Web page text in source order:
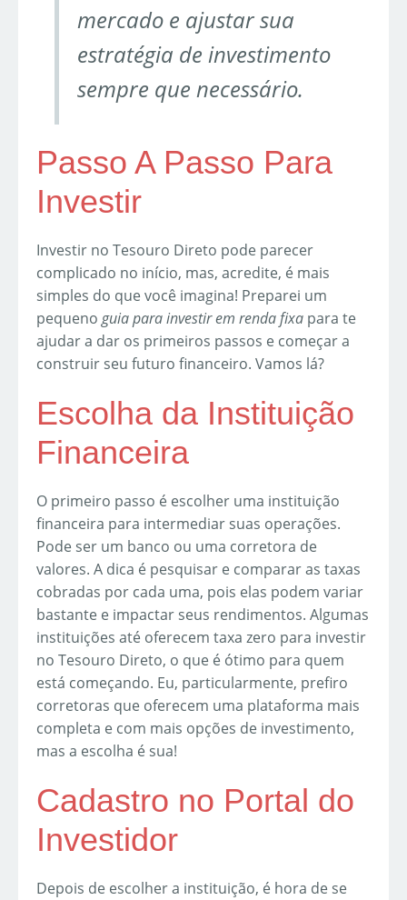
mercado e ajustar sua
estratégia de investimento
sempre que necessário.
Passo A Passo Para
Investir
Investir no Tesouro Direto pode parecer
complicado no início, mas, acredite, é mais
simples do que você imagina! Preparei um
pequeno guia para investir em renda fixa para te
ajudar a dar os primeiros passos e começar a
construir seu futuro financeiro. Vamos lá?
Escolha da Instituição
Financeira
O primeiro passo é escolher uma instituição
financeira para intermediar suas operações.
Pode ser um banco ou uma corretora de
valores. A dica é pesquisar e comparar as taxas
cobradas por cada uma, pois elas podem variar
bastante e impactar seus rendimentos. Algumas
instituições até oferecem taxa zero para investir
no Tesouro Direto, o que é ótimo para quem
está começando. Eu, particularmente, prefiro
corretoras que oferecem uma plataforma mais
completa e com mais opções de investimento,
mas a escolha é sua!
Cadastro no Portal do
Investidor
Depois de escolher a instituição, é hora de se